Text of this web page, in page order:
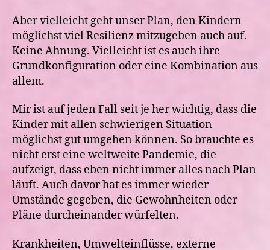
Aber vielleicht geht unser Plan, den Kindern
möglichst viel Resilienz mitzugeben auch auf.
Keine Ahnung. Vielleicht ist es auch ihre
Grundkonfiguration oder eine Kombination aus
allem.
Mir ist auf jeden Fall seit je her wichtig, dass die
Kinder mit allen schwierigen Situation
möglichst gut umgehen können. So brauchte es
nicht erst eine weltweite Pandemie, die
aufzeigt, dass eben nicht immer alles nach Plan
läuft. Auch davor hat es immer wieder
Umstände gegeben, die Gewohnheiten oder
Pläne durcheinander würfelten.
Krankheiten, Umwelteinflüsse, externe